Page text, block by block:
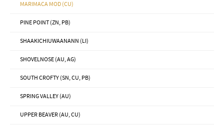
MARIMACA MOD (CU)
PINE POINT (ZN, PB)
SHAAKICHIUWAANANN (LI)
SHOVELNOSE (AU, AG)
SOUTH CROFTY (SN, CU, PB)
SPRING VALLEY (AU)
UPPER BEAVER (AU, CU)